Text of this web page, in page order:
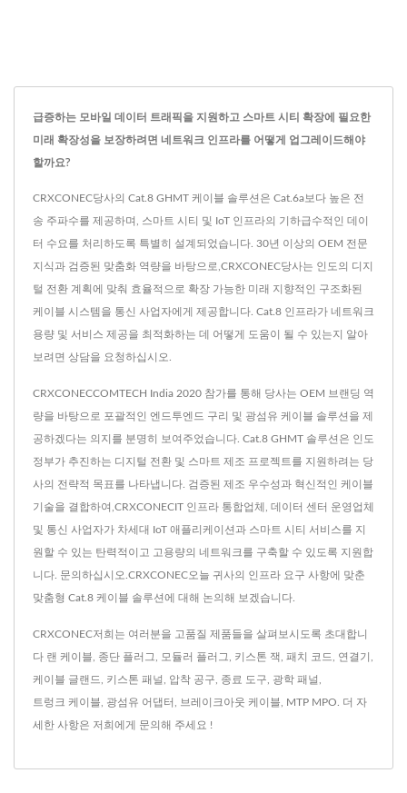
급증하는 모바일 데이터 트래픽을 지원하고 스마트 시티 확장에 필요한
미래 확장성을 보장하려면 네트워크 인프라를 어떻게 업그레이드해야
할까요?
CRXCONEC당사의 Cat.8 GHMT 케이블 솔루션은 Cat.6a보다 높은 전
송 주파수를 제공하며, 스마트 시티 및 IoT 인프라의 기하급수적인 데이
터 수요를 처리하도록 특별히 설계되었습니다. 30년 이상의 OEM 전문
지식과 검증된 맞춤화 역량을 바탕으로,CRXCONEC당사는 인도의 디지
털 전환 계획에 맞춰 효율적으로 확장 가능한 미래 지향적인 구조화된
케이블 시스템을 통신 사업자에게 제공합니다. Cat.8 인프라가 네트워크
용량 및 서비스 제공을 최적화하는 데 어떻게 도움이 될 수 있는지 알아
보려면 상담을 요청하십시오.
CRXCONECCOMTECH India 2020 참가를 통해 당사는 OEM 브랜딩 역
량을 바탕으로 포괄적인 엔드투엔드 구리 및 광섬유 케이블 솔루션을 제
공하겠다는 의지를 분명히 보여주었습니다. Cat.8 GHMT 솔루션은 인도
정부가 추진하는 디지털 전환 및 스마트 제조 프로젝트를 지원하려는 당
사의 전략적 목표를 나타냅니다. 검증된 제조 우수성과 혁신적인 케이블
기술을 결합하여,CRXCONECIT 인프라 통합업체, 데이터 센터 운영업체
및 통신 사업자가 차세대 IoT 애플리케이션과 스마트 시티 서비스를 지
원할 수 있는 탄력적이고 고용량의 네트워크를 구축할 수 있도록 지원합
니다. 문의하십시오.CRXCONEC오늘 귀사의 인프라 요구 사항에 맞춘
맞춤형 Cat.8 케이블 솔루션에 대해 논의해 보겠습니다.
CRXCONEC저희는 여러분을 고품질 제품들을 살펴보시도록 초대합니
다 랜 케이블 종단 플러그 모듈러 플러그 키스톤 잭 패치 코드 연결기
케이블 글랜드 키스톤 패널 압착 공구 종료 도구 광학 패널
트렁크 케이블 광섬유 어댑터 브레이크아웃 케이블 MTP MPO . 더 자
세한 사항은 저희에게 문의해 주세요 !